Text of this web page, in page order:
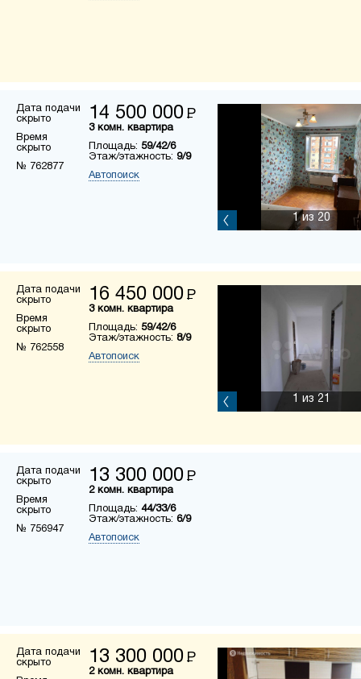
Дата подачи
скрыто
Время
скрыто
№ 762877
14 500 000 Р
3 комн. квартира
Площадь: 59/42/6
Этаж/этажность: 9/9
Автопоиск
1из 20
Дата подачи
скрыто
Время
скрыто
№ 762558
16 450 000 Р
3 комн. квартира
Площадь: 59/42/6
Этаж/этажность: 8/9
Автопоиск
1 из 21
Дата подачи
скрыто
Время
скрыто
№ 756947
13 300 000 Р
2 комн. квартира
Площадь: 44/33/6
Этаж/этажность: 6/9
Автопоиск
Дата подачи
скрыто
13 300 000 Р
2 комн. квартира